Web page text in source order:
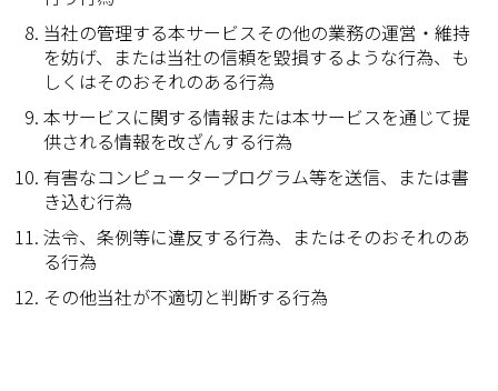
当社の管理する本サービスその他の業務の運営・維持
を妨げ、または当社の信頼を毀損するような行為、も
しくはそのおそれのある行為
本サービスに関する情報または本サービスを通じて提
供される情報を改ざんする行為
有害なコンピュータープログラム等を送信、または書
き込む行為
法令、条例等に違反する行為、またはそのおそれのあ
る行為
その他当社が不適切と判断する行為